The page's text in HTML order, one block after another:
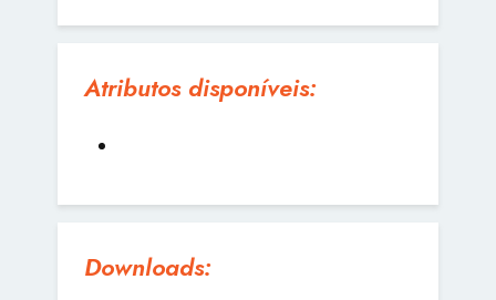
Atributos disponíveis:
Downloads: